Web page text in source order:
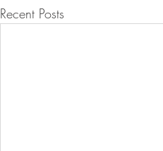
Recent Posts